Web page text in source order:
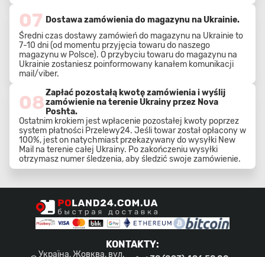
07 Dostawa zamówienia do magazynu na Ukrainie.
Średni czas dostawy zamówień do magazynu na Ukrainie to
7-10 dni (od momentu przyjęcia towaru do naszego
magazynu w Polsce). O przybyciu towaru do magazynu na
Ukrainie zostaniesz poinformowany kanałem komunikacji
mail/viber.
08Zapłać pozostałą kwotę zamówienia i wyślij
zamówienie na terenie Ukrainy przez Nova
Poshta.
Ostatnim krokiem jest wpłacenie pozostałej kwoty poprzez
system płatności Przelewy24. Jeśli towar został opłacony w
100%, jest on natychmiast przekazywany do wysyłki New
Mail na terenie całej Ukrainy. Po zakończeniu wysyłki
otrzymasz numer śledzenia, aby śledzić swoje zamówienie.
KONTAKTY:
Україна, Жовква, вул.